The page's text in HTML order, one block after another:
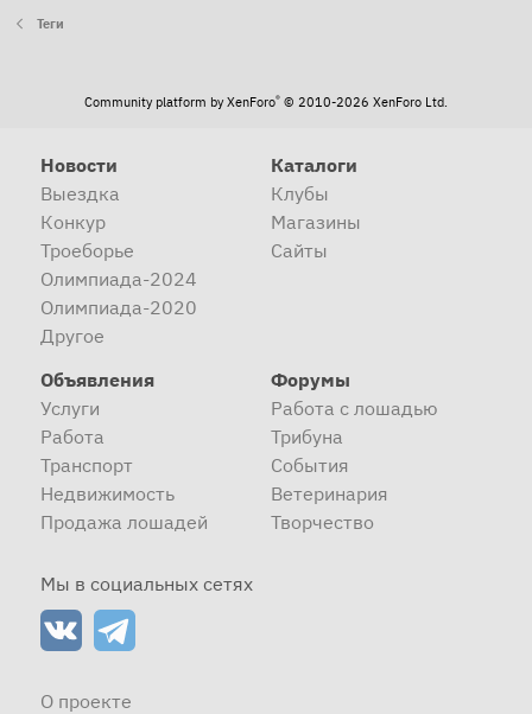
Теги
Community platform by XenForo® © 2010-2026 XenForo Ltd.
Новости
Выездка
Конкур
Троеборье
Олимпиада-2024
Олимпиада-2020
Другое
Каталоги
Клубы
Магазины
Сайты
Объявления
Услуги
Работа
Транспорт
Недвижимость
Продажа лошадей
Форумы
Работа с лошадью
Трибуна
События
Ветеринария
Творчество
Мы в социальных сетях
О проекте